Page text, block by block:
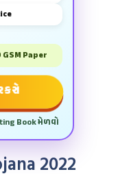
Paper
Book મેળવો
2022